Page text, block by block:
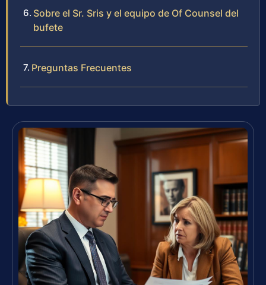
Sobre el Sr. Sris y el equipo de Of Counsel del
bufete
Preguntas Frecuentes